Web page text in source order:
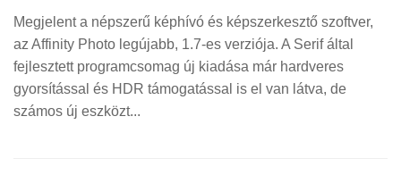
Megjelent a népszerű képhívó és képszerkesztő szoftver,
az Affinity Photo legújabb, 1.7-es verziója. A Serif által
fejlesztett programcsomag új kiadása már hardveres
gyorsítással és HDR támogatással is el van látva, de
számos új eszközt...